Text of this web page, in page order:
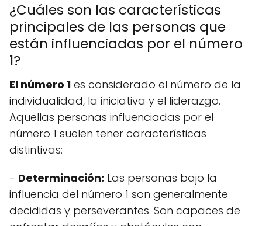
¿Cuáles son las características
principales de las personas que
están influenciadas por el número
1?
El número 1 es considerado el número de la
individualidad, la iniciativa y el liderazgo.
Aquellas personas influenciadas por el
número 1 suelen tener características
distintivas:
- Determinación: Las personas bajo la
influencia del número 1 son generalmente
decididas y perseverantes. Son capaces de